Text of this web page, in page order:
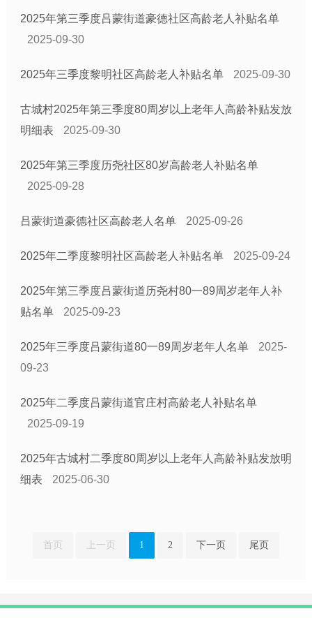
2025年第三季度吕蒙街道豪德社区高龄老人补贴名单
2025-09-30
2025年三季度黎明社区高龄老人补贴名单 2025-09-30
古城村2025年第三季度80周岁以上老年人高龄补贴发放
明细表
2025-09-30
2025年第三季度历尧社区80岁高龄老人补贴名单
2025-09-28
吕蒙街道豪德社区高龄老人名单 2025-09-26
2025年二季度黎明社区高龄老人补贴名单 2025-09-24
2025年第三季度吕蒙街道历尧村80一89周岁老年人补
贴名单
2025-09-23
2025年三季度吕蒙街道80一89周岁老年人名单
2025-
09-23
2025年二季度吕蒙街道官庄村高龄老人补贴名单
2025-09-19
2025年古城村二季度80周岁以上老年人高龄补贴发放明
细表
2025-06-30
首页 上一页 1 2 下一页 尾页